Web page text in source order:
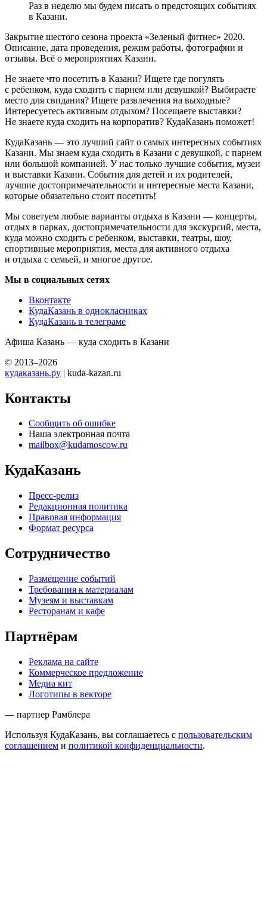
Раз в неделю мы будем писать о предстоящих событиях
в Казани.
Закрытие шестого сезона проекта «Зеленый фитнес» 2020.
Описание, дата проведения, режим работы, фотографии и
отзывы. Всё о мероприятиях Казани.
Не знаете что посетить в Казани? Ищете где погулять
с ребенком, куда сходить с парнем или девушкой? Выбираете
место для свидания? Ищете развлечения на выходные?
Интересуетесь активным отдыхом? Посещаете выставки?
Не знаете куда сходить на корпоратив? КудаКазань поможет!
КудаКазань — это лучший сайт о самых интересных событиях
Казани. Мы знаем куда сходить в Казани с девушкой, с парнем
или большой компанией. У нас только лучшие события, музеи
и выставки Казани. События для детей и их родителей,
лучшие достопримечательности и интересные места Казани,
которые обязательно стоит посетить!
Мы советуем любые варианты отдыха в Казани — концерты,
отдых в парках, достопримечательности для экскурсий, места,
куда можно сходить с ребенком, выставки, театры, шоу,
спортивные мероприятия, места для активного отдыха
и отдыха с семьей, и многое другое.
Мы в социальных сетях
Вконтакте
КудаКазань в однокласниках
КудаКазань в телеграме
Афиша Казань — куда сходить в Казани
© 2013–2026
кудаказань.ру | kuda-kazan.ru
Контакты
Сообщить об ошибке
Наша электронная почта
mailbox@kudamoscow.ru
КудаКазань
Пресс-релиз
Редакционная политика
Правовая информация
Формат ресурса
Сотрудничество
Размещение событий
Требования к материалам
Музеям и выставкам
Ресторанам и кафе
Партнёрам
Реклама на сайте
Коммерческое предложение
Медиа кит
Логотипы в векторе
— партнер Рамблера
Используя КудаКазань, вы соглашаетесь с пользовательским
соглашением и политикой конфиденциальности.